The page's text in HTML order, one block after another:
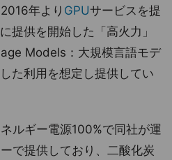
年より GPUサービスを提
提供を開始した「高火力」
Models：大規模言語モデ
た利用を想定し提供してい
ルギー電源100%で同社が運
で提供しており、二酸化炭